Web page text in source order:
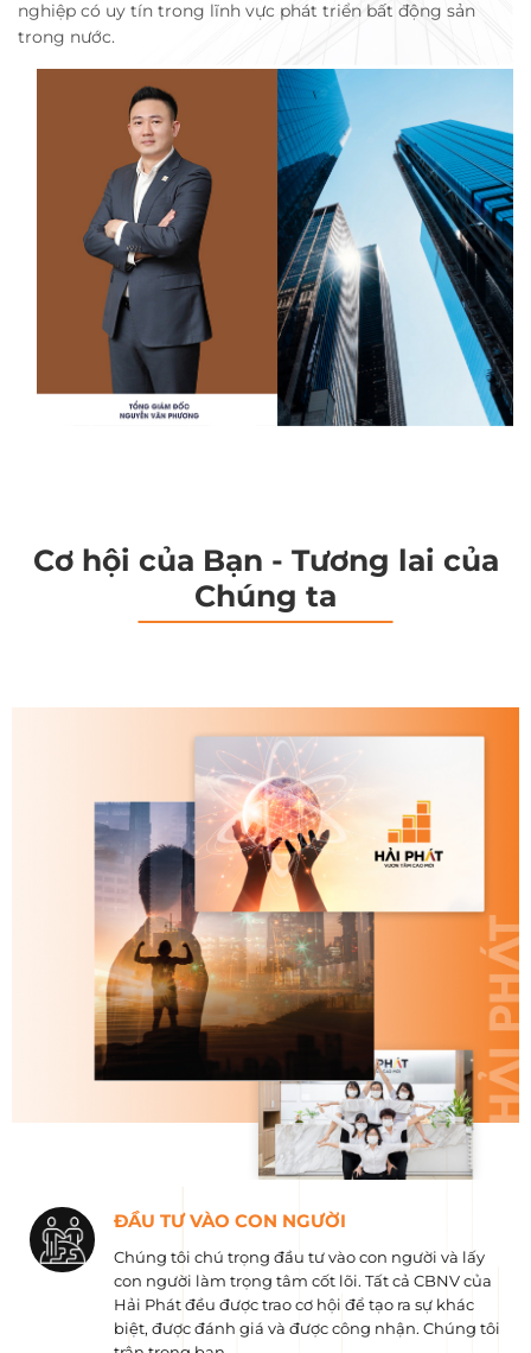
nghiệp có uy tín trong lĩnh vực phát triển bất động sản
trong nước.
Cơ hội của Bạn - Tương lai của
Chúng ta
ĐẦU TƯ VÀO CON NGƯỜI
Chúng tôi chú trọng đầu tư vào con người và lấy
con người làm trọng tâm cốt lõi. Tất cả CBNV của
Hải Phát đều được trao cơ hội để tạo ra sự khác
biệt, được đánh giá và được công nhận. Chúng tôi